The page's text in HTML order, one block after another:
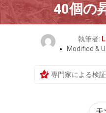
40個の
執筆者:
Modified &
専門家による検